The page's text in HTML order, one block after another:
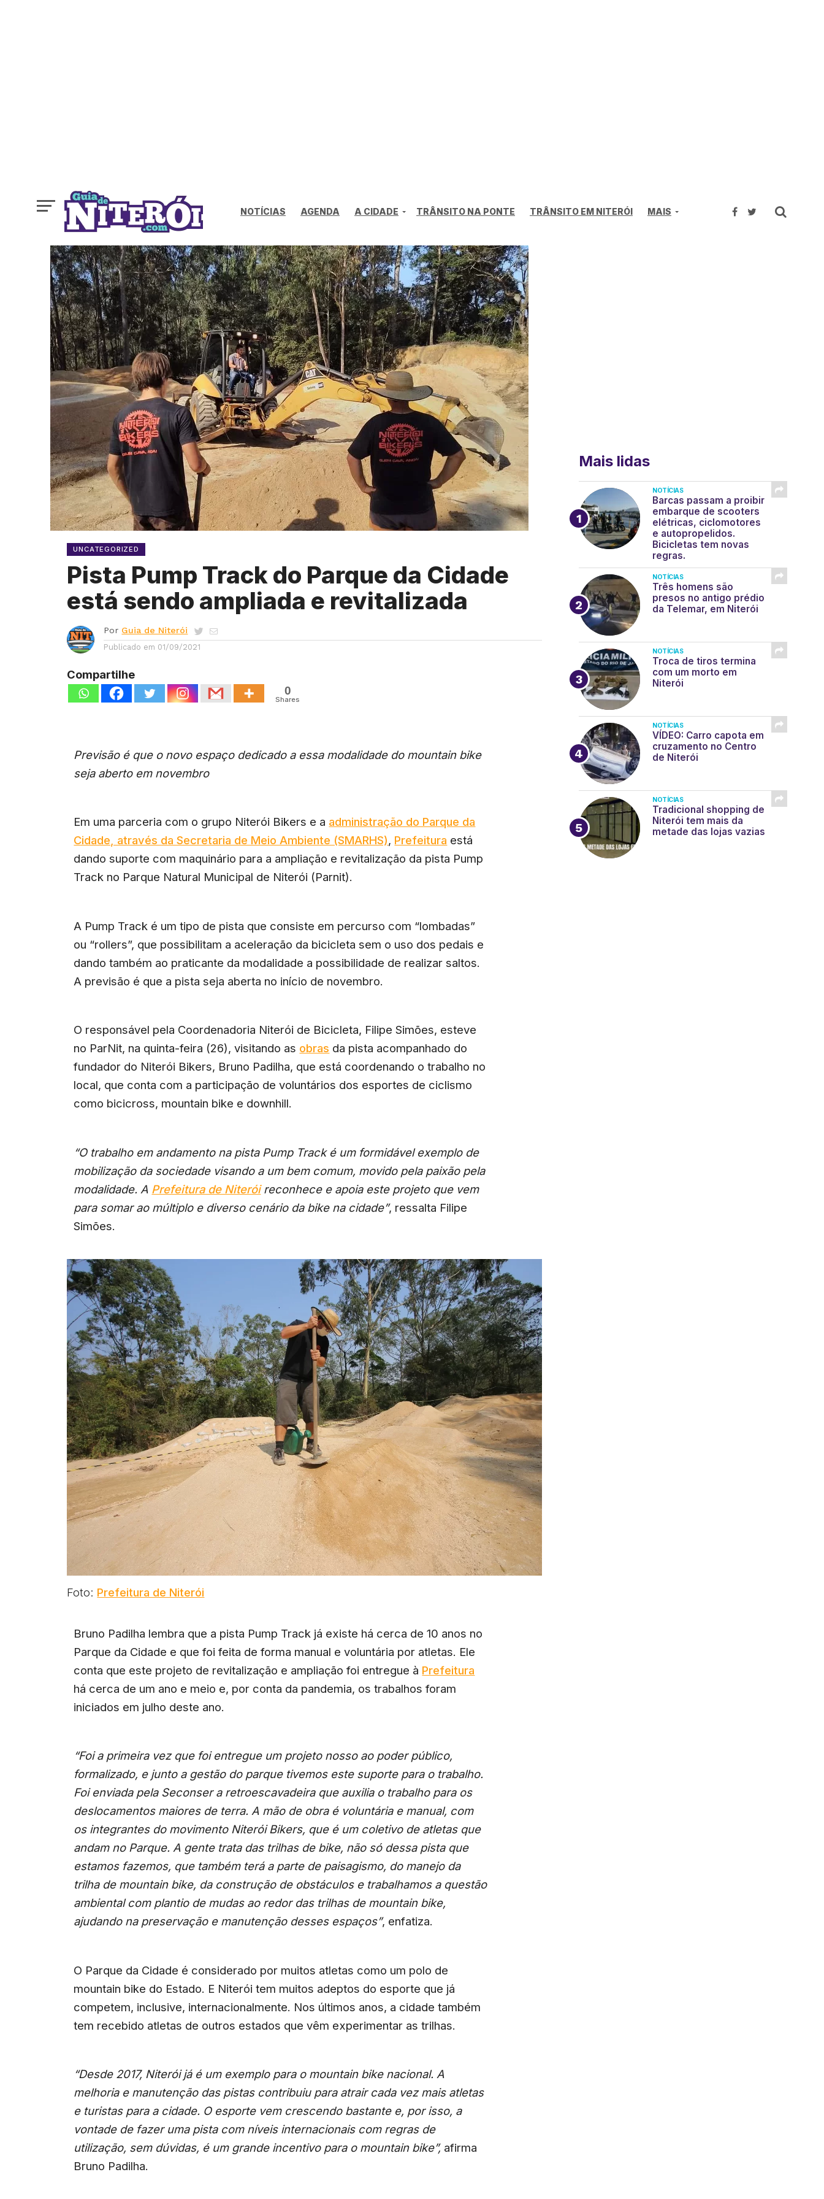
NOTÍCIAS AGENDA A CIDADE TRÂNSITO NA PONTE TRÂNSITO EM NITERÓI MAIS
UNCATEGORIZED
Pista Pump Track do Parque da Cidade
está sendo ampliada e revitalizada
Por Guia de Niterói
Publicado em 01/09/2021
Compartilhe
0
Shares
Previsão é que o novo espaço dedicado a essa modalidade do mountain bike
seja aberto em novembro
Em uma parceria com o grupo Niterói Bikers e a administração do Parque da
Cidade, através da Secretaria de Meio Ambiente (SMARHS), Prefeitura está
dando suporte com maquinário para a ampliação e revitalização da pista Pump
Track no Parque Natural Municipal de Niterói (Parnit).
A Pump Track é um tipo de pista que consiste em percurso com “lombadas”
ou “rollers”, que possibilitam a aceleração da bicicleta sem o uso dos pedais e
dando também ao praticante da modalidade a possibilidade de realizar saltos.
A previsão é que a pista seja aberta no início de novembro.
O responsável pela Coordenadoria Niterói de Bicicleta, Filipe Simões, esteve
no ParNit, na quinta-feira (26), visitando as obras da pista acompanhado do
fundador do Niterói Bikers, Bruno Padilha, que está coordenando o trabalho no
local, que conta com a participação de voluntários dos esportes de ciclismo
como bicicross, mountain bike e downhill.
“O trabalho em andamento na pista Pump Track é um formidável exemplo de
mobilização da sociedade visando a um bem comum, movido pela paixão pela
modalidade. A Prefeitura de Niteróireconhece e apoia este projeto que vem
para somar ao múltiplo e diverso cenário da bike na cidade”, ressalta Filipe
Simões.
Foto: Prefeitura de Niterói
Bruno Padilha lembra que a pista Pump Track já existe há cerca de 10 anos no
Parque da Cidade e que foi feita de forma manual e voluntária por atletas. Ele
conta que este projeto de revitalização e ampliação foi entregue à Prefeitura
há cerca de um ano e meio e, por conta da pandemia, os trabalhos foram
iniciados em julho deste ano.
“Foi a primeira vez que foi entregue um projeto nosso ao poder público,
formalizado, e junto a gestão do parque tivemos este suporte para o trabalho.
Foi enviada pela Seconser a retroescavadeira que auxilia o trabalho para os
deslocamentos maiores de terra. A mão de obra é voluntária e manual, com
os integrantes do movimento Niterói Bikers, que é um coletivo de atletas que
andam no Parque. A gente trata das trilhas de bike, não só dessa pista que
estamos fazemos, que também terá a parte de paisagismo, do manejo da
trilha de mountain bike, da construção de obstáculos e trabalhamos a questão
ambiental com plantio de mudas ao redor das trilhas de mountain bike,
ajudando na preservação e manutenção desses espaços”, enfatiza.
O Parque da Cidade é considerado por muitos atletas como um polo de
mountain bike do Estado. E Niterói tem muitos adeptos do esporte que já
competem, inclusive, internacionalmente. Nos últimos anos, a cidade também
tem recebido atletas de outros estados que vêm experimentar as trilhas.
“Desde 2017, Niterói já é um exemplo para o mountain bike nacional. A
melhoria e manutenção das pistas contribuiu para atrair cada vez mais atletas
e turistas para a cidade. O esporte vem crescendo bastante e, por isso, a
vontade de fazer uma pista com níveis internacionais com regras de
utilização, sem dúvidas, é um grande incentivo para o mountain bike”, afirma
Bruno Padilha.
Mais lidas
NOTÍCIAS
Barcas passam a proibir
embarque de scooters
elétricas, ciclomotores
e autopropelidos.
Bicicletas tem novas
regras.
NOTÍCIAS
Três homens são
presos no antigo prédio
da Telemar, em Niterói
NOTÍCIAS
Troca de tiros termina
com um morto em
Niterói
NOTÍCIAS
VÍDEO: Carro capota em
cruzamento no Centro
de Niterói
NOTÍCIAS
Tradicional shopping de
Niterói tem mais da
metade das lojas vazias